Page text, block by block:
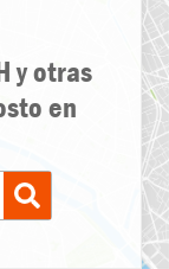
y otras
en